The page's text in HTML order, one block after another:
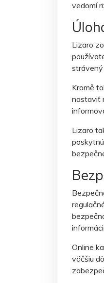
vedomí
Lizaro
strávený
Kromě
nastaviť
Lizaro
Online
väčšiu